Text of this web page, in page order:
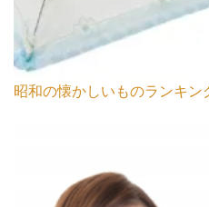
昭和の懐かしいものランキン